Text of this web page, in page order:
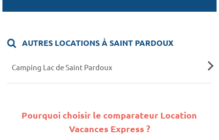
AUTRES LOCATIONS À SAINT PARDOUX
Camping Lac de Saint Pardoux
Pourquoi choisir le comparateur Location
Vacances Express ?